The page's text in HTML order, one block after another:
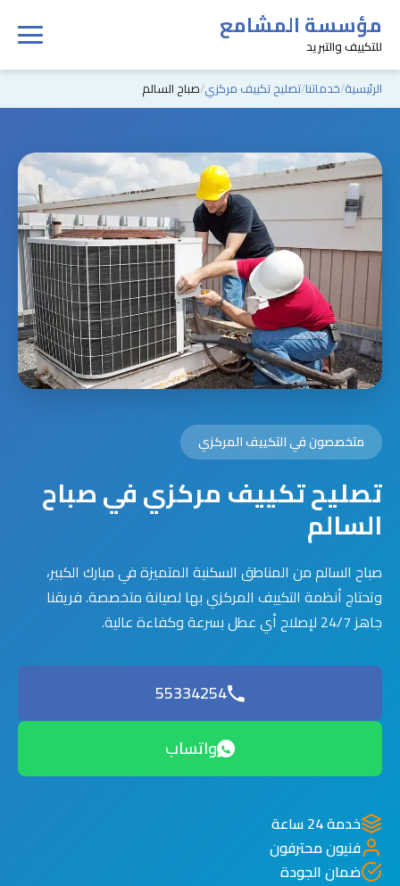
مؤسسة المشامع
للتكييف والتبريد
الرئيسية خدماتنا تصليح تكييف مركزي صباح السالم
متخصصون في التكييف المركزي
تصليح تكييف مركزي في صباح
السالم
صباح السالم من المناطق السكنية المتميزة في مبارك الكبير،
وتحتاج أنظمة التكييف المركزي بها لصيانة متخصصة. فريقنا
جاهز 24/7 لإصلاح أي عطل بسرعة وكفاءة عالية.
55334254
واتساب
خدمة 24 ساعة
فنيون محترفون
ضمان الجودة